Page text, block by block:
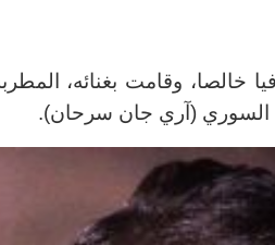
خالصا، وقامت بغنائه،
السوري (آري جان سرحان).